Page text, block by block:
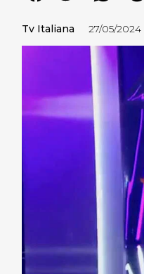
Tv Italiana 27/05/2024